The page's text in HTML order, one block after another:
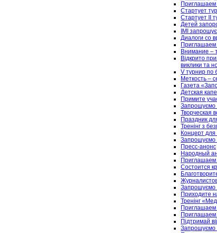
Стартует
Стартует ІІ
Детей
ІМІ
Диалоги со
Приглашаем
Внимание –
Відкрито
виклики та
V турнир по
Меткость –
Газета
Детская
Примите
Запрошуємо
Творческая
Праздник
Тренінг з
Концерт
Запрошуємо
Пресс-анонс
Народный
Приглашаем
Состоится
Запрошуємо
Приходите
Тренінг
Приглашаем
Підтримай
Запрошуємо